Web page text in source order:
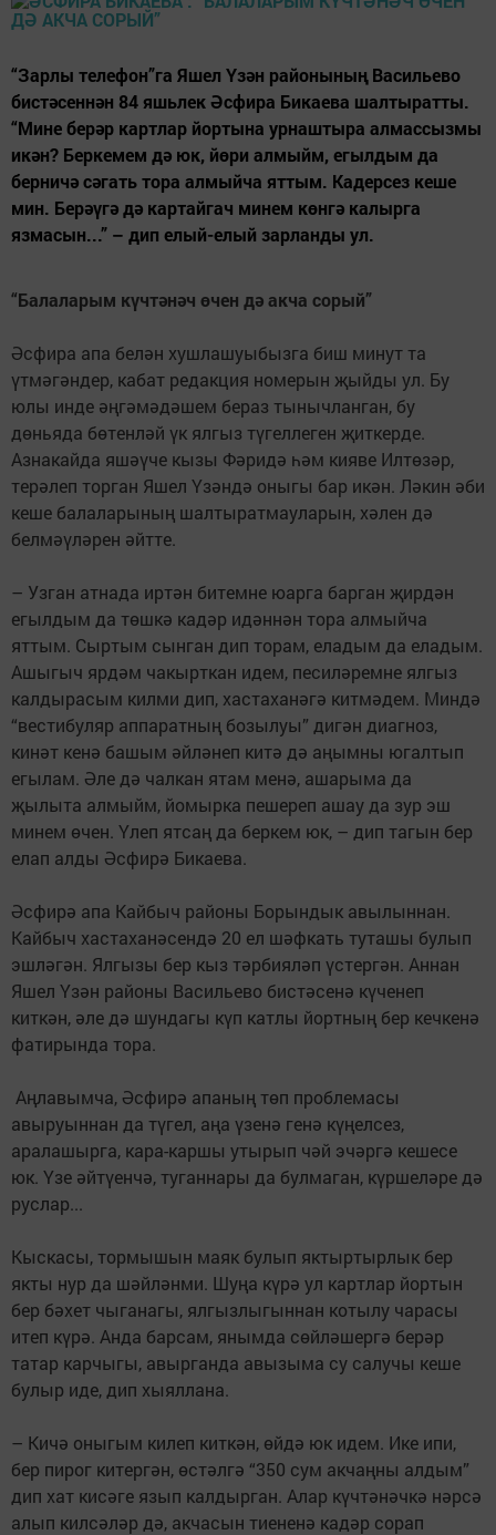
“Зарлы телефон”га Яшел Үзән районының Васильево
бистә­сеннән 84 яшьлек Әсфира Бикаева шалтыратты.
“Мине берәр картлар йортына урнаштыра алмассызмы
икән? Беркемем дә юк, йөри алмыйм, егылдым да
берничә сәгать тора алмыйча яттым. Кадерсез кеше
мин. Берәүгә дә картайгач минем көнгә калырга
язмасын...” – дип елый-елый зарланды ул.
“Балаларым күчтәнәч өчен дә акча сорый”
Әсфира апа белән хушлашуыбызга биш минут та
үтмәгәндер, кабат редакция номерын җыйды ул. Бу
юлы инде әңгәмәдәшем бераз тыныч­ланган, бу
дөньяда бөтенләй үк ялгыз түгеллеген җит­керде.
Азнакайда яшәүче кызы Фәридә һәм кияве Илтөзәр,
терәлеп торган Яшел Үзәндә оныгы бар икән. Ләкин әби
кеше бала­ларының шалтырат­мауларын, хәлен дә
белмәүләрен әйтте.
– Узган атнада иртән битемне юарга барган җирдән
егылдым да төшкә кадәр идәннән тора алмыйча
яттым. Сыртым сынган дип торам, еладым да еладым.
Ашыгыч ярдәм чакырткан идем, песиләремне ялгыз
калдырасым килми дип, хастаханәгә китмәдем. Миндә
“вестибуляр аппаратның бозылуы” дигән диагноз,
кинәт кенә башым әйләнеп китә дә аңымны югалтып
егылам. Әле дә чалкан ятам менә, ашарыма да
җылыта алмыйм, йомырка пешереп ашау да зур эш
минем өчен. Үлеп ятсаң да беркем юк, – дип тагын бер
елап алды Әсфирә Бикаева.
Әсфирә апа Кайбыч районы Борын­дык авылыннан.
Кайбыч хаста­ханә­сендә 20 ел шәфкать туташы булып
эш­ләгән. Ялгызы бер кыз тәрбияләп үс­тергән. Аннан
Яшел Үзән районы Васильево бистәсенә күченеп
киткән, әле дә шундагы күп катлы йортның бер кечкенә
фатирында тора.
Аңлавымча, Әсфирә апаның төп проблемасы
авыруыннан да түгел, аңа үзенә генә күңелсез,
аралашырга, кара-каршы утырып чәй эчәргә кешесе
юк. Үзе әйтүенчә, туганнары да булмаган, күршеләре дә
руслар...
Кыскасы, тормышын маяк булып яктыртырлык бер
якты нур да шәйләнми. Шуңа күрә ул картлар йортын
бер бәхет чыганагы, ялгызлыгыннан котылу чарасы
итеп күрә. Анда барсам, янымда сөйләшергә берәр
татар карчыгы, авырганда авызыма су салучы кеше
булыр иде, дип хыяллана.
– Кичә оныгым килеп киткән, өйдә юк идем. Ике ипи,
бер пирог китергән, өстәлгә “350 сум акчаңны алдым”
дип хат кисәге язып калдырган. Алар күчтәнәчкә нәрсә
алып килсәләр дә, акчасын тиененә кадәр сорап